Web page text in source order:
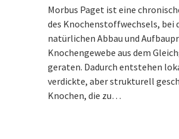
Morbus Paget ist eine
des Knochenstoffwechsels, bei
natürlichen Abbau und
Knochengewebe aus dem
geraten. Dadurch entstehen
verdickte, aber strukturell
Knochen, die zu…